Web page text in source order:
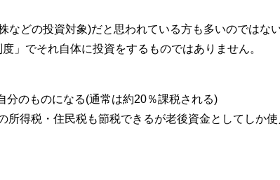
などの投資対象)だと思われている方も多いのではな
」でそれ自体に投資をするものではありません。
分のものになる(通常は約20％課税される)
所得税・住民税も節税できるが老後資金としてしか使